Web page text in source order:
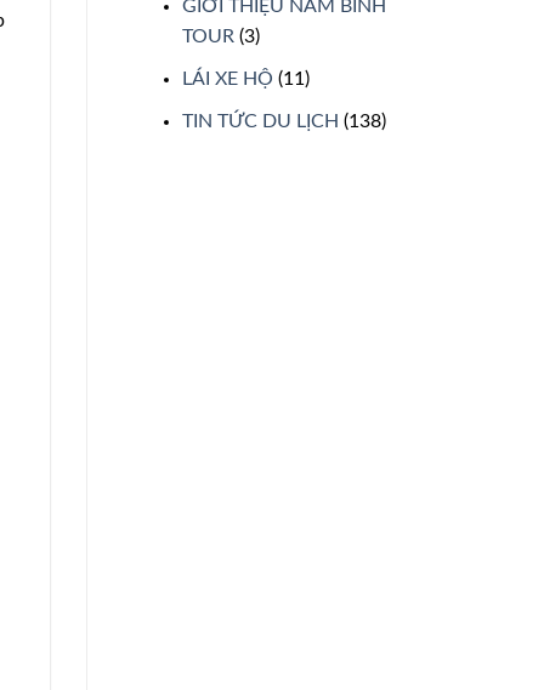
GIỚI THIỆU NAM BÌNH
TOUR (3)
LÁI XE HỘ (11)
TIN TỨC DU LỊCH (138)